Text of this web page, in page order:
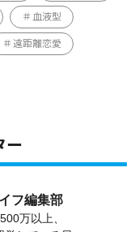
血液型
遠距離恋愛
ー
フ編集部
万以上、